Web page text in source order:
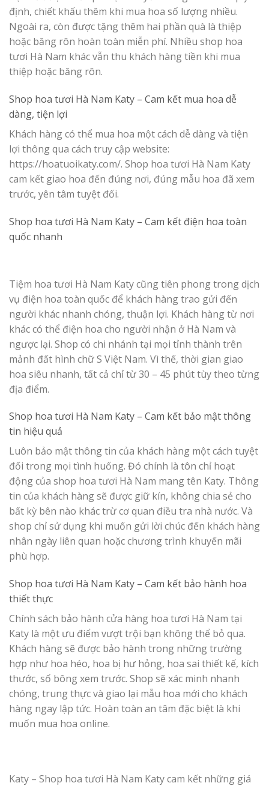
định, chiết khấu thêm khi mua hoa số lượng nhiều.
Ngoài ra, còn được tặng thêm hai phần quà là thiệp
hoặc băng rôn hoàn toàn miễn phí. Nhiều shop hoa
tươi Hà Nam khác vẫn thu khách hàng tiền khi mua
thiệp hoặc băng rôn.
Shop hoa tươi Hà Nam Katy – Cam kết mua hoa dễ
dàng, tiện lợi
Khách hàng có thể mua hoa một cách dễ dàng và tiện
lợi thông qua cách truy cập website:
https://hoatuoikaty.com/. Shop hoa tươi Hà Nam Katy
cam kết giao hoa đến đúng nơi, đúng mẫu hoa đã xem
trước, yên tâm tuyệt đối.
Shop hoa tươi Hà Nam Katy – Cam kết điện hoa toàn
quốc nhanh
Tiệm hoa tươi Hà Nam Katy cũng tiên phong trong dịch
vụ điện hoa toàn quốc để khách hàng trao gửi đến
người khác nhanh chóng, thuận lợi. Khách hàng từ nơi
khác có thể điện hoa cho người nhận ở Hà Nam và
ngược lại. Shop có chi nhánh tại mọi tỉnh thành trên
mảnh đất hình chữ S Việt Nam. Vì thế, thời gian giao
hoa siêu nhanh, tất cả chỉ từ 30 – 45 phút tùy theo từng
địa điểm.
Shop hoa tươi Hà Nam Katy – Cam kết bảo mật thông
tin hiệu quả
Luôn bảo mật thông tin của khách hàng một cách tuyệt
đối trong mọi tình huống. Đó chính là tôn chỉ hoạt
động của shop hoa tươi Hà Nam mang tên Katy. Thông
tin của khách hàng sẽ được giữ kín, không chia sẻ cho
bất kỳ bên nào khác trừ cơ quan điều tra nhà nước. Và
shop chỉ sử dụng khi muốn gửi lời chúc đến khách hàng
nhân ngày liên quan hoặc chương trình khuyến mãi
phù hợp.
Shop hoa tươi Hà Nam Katy – Cam kết bảo hành hoa
thiết thực
Chính sách bảo hành cửa hàng hoa tươi Hà Nam tại
Katy là một ưu điểm vượt trội bạn không thể bỏ qua.
Khách hàng sẽ được bảo hành trong những trường
hợp như hoa héo, hoa bị hư hỏng, hoa sai thiết kế, kích
thước, số bông xem trước. Shop sẽ xác minh nhanh
chóng, trung thực và giao lại mẫu hoa mới cho khách
hàng ngay lập tức. Hoàn toàn an tâm đặc biệt là khi
muốn mua hoa online.
Katy – Shop hoa tươi Hà Nam Katy cam kết những giá